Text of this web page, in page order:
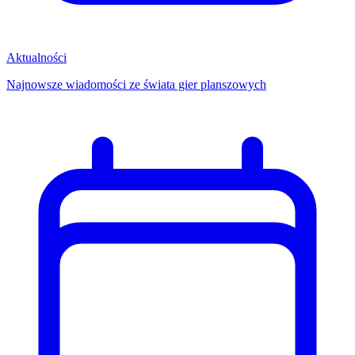
Aktualności
Najnowsze wiadomości ze świata gier planszowych